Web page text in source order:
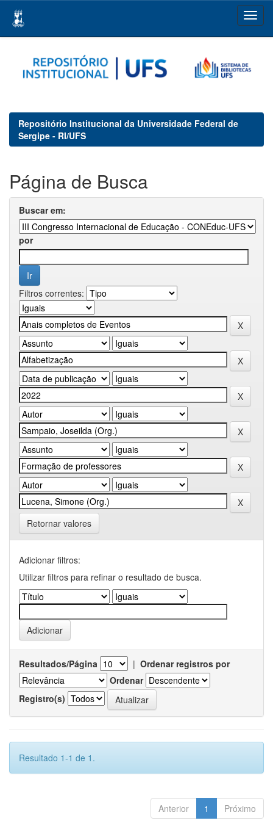
navigation
Repositório Institucional da Universidade Federal de
Sergipe - RI/UFS
Página de Busca
Buscar em:
por
Filtros correntes:
Retornar valores
Adicionar filtros:
Utilizar filtros para refinar o resultado de busca.
Resultados/Página | Ordenar registros por
Ordenar
Registro(s)
Resultado 1-1 de 1.
Anterior 1 Próximo